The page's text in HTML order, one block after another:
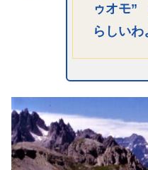
ゥオモ”
らしいわ